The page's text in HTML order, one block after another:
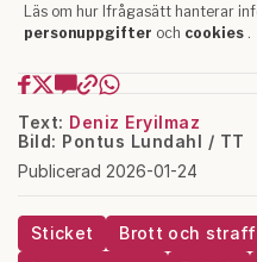
Text: Deniz Eryilmaz
Bild: Pontus Lundahl / TT
Publicerad 2026-01-24
Sticket Brott och straff